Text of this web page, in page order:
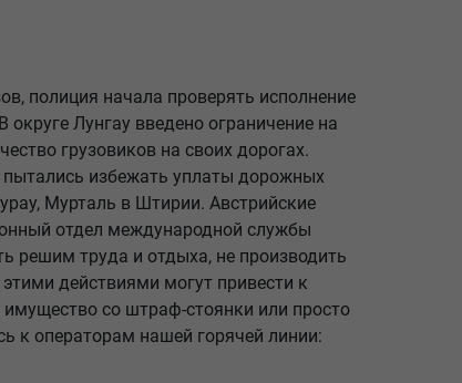
полиция начала проверять исполнение
Лунгау введено ограничение на
грузовиков на своих дорогах.
избежать уплаты дорожных
Мурталь в Штирии. Австрийские
отдел международной службы
решим труда и отдыха, не производить
действиями могут привести к
со штраф-стоянки или просто
к операторам нашей горячей линии: